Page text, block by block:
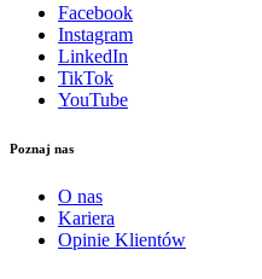
Facebook
Instagram
LinkedIn
TikTok
YouTube
Poznaj nas
O nas
Kariera
Opinie Klientów